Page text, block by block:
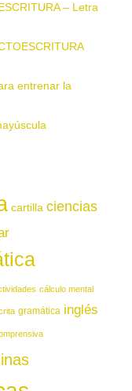
– Letra
entrenar la
cartilla ciencias
cálculo mental
gramática inglés